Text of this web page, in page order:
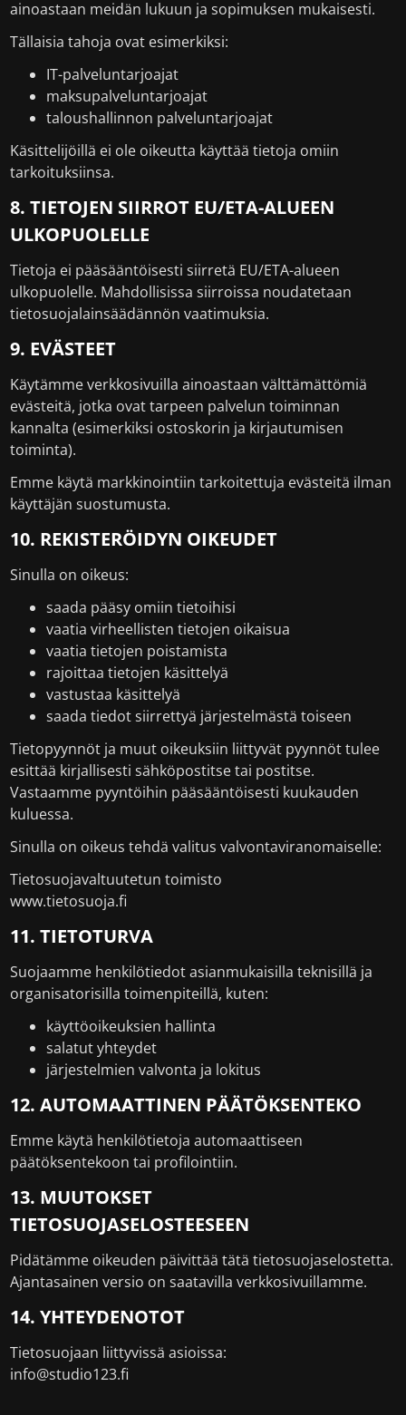
ainoastaan meidän lukuun ja sopimuksen mukaisesti.
Tällaisia tahoja ovat esimerkiksi:
IT-palveluntarjoajat
maksupalveluntarjoajat
taloushallinnon palveluntarjoajat
Käsittelijöillä ei ole oikeutta käyttää tietoja omiin
tarkoituksiinsa.
8. TIETOJEN SIIRROT EU/ETA-ALUEEN
ULKOPUOLELLE
Tietoja ei pääsääntöisesti siirretä EU/ETA-alueen
ulkopuolelle. Mahdollisissa siirroissa noudatetaan
tietosuojalainsäädännön vaatimuksia.
9. EVÄSTEET
Käytämme verkkosivuilla ainoastaan välttämättömiä
evästeitä, jotka ovat tarpeen palvelun toiminnan
kannalta (esimerkiksi ostoskorin ja kirjautumisen
toiminta).
Emme käytä markkinointiin tarkoitettuja evästeitä ilman
käyttäjän suostumusta.
10. REKISTERÖIDYN OIKEUDET
Sinulla on oikeus:
saada pääsy omiin tietoihisi
vaatia virheellisten tietojen oikaisua
vaatia tietojen poistamista
rajoittaa tietojen käsittelyä
vastustaa käsittelyä
saada tiedot siirrettyä järjestelmästä toiseen
Tietopyynnöt ja muut oikeuksiin liittyvät pyynnöt tulee
esittää kirjallisesti sähköpostitse tai postitse.
Vastaamme pyyntöihin pääsääntöisesti kuukauden
kuluessa.
Sinulla on oikeus tehdä valitus valvontaviranomaiselle:
Tietosuojavaltuutetun toimisto
www.tietosuoja.fi
11. TIETOTURVA
Suojaamme henkilötiedot asianmukaisilla teknisillä ja
organisatorisilla toimenpiteillä, kuten:
käyttöoikeuksien hallinta
salatut yhteydet
järjestelmien valvonta ja lokitus
12. AUTOMAATTINEN PÄÄTÖKSENTEKO
Emme käytä henkilötietoja automaattiseen
päätöksentekoon tai profilointiin.
13. MUUTOKSET
TIETOSUOJASELOSTEESEEN
Pidätämme oikeuden päivittää tätä tietosuojaselostetta.
Ajantasainen versio on saatavilla verkkosivuillamme.
14. YHTEYDENOTOT
Tietosuojaan liittyvissä asioissa:
info@studio123.fi